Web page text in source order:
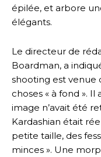
épilée, et arbore
élégants.
Le directeur de
Boardman, a
shooting est venue
choses « à fond ».
image n’avait été
Kardashian était
petite taille, des
minces ». Une